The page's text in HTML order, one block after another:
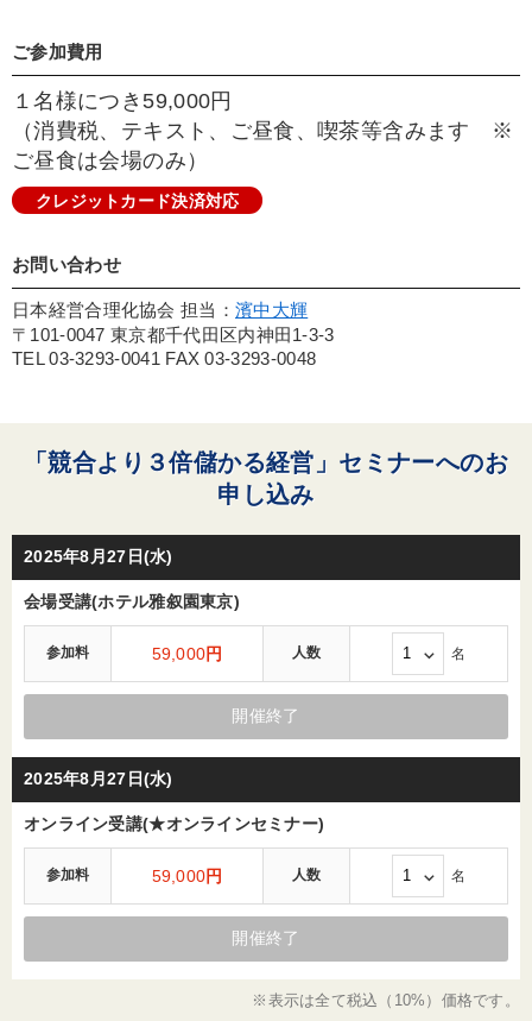
ご参加費用
１名様につき59,000円
（消費税、テキスト、ご昼食、喫茶等含みます ※
ご昼食は会場のみ）
クレジットカード決済対応
お問い合わせ
日本経営合理化協会 担当：濱中大輝
〒101-0047 東京都千代田区内神田1-3-3
TEL 03-3293-0041 FAX 03-3293-0048
「競合より３倍儲かる経営」セミナーへのお
申し込み
2025年8月27日(水)
会場受講(ホテル雅叙園東京)
参加料 59,000円 人数 名
開催終了
2025年8月27日(水)
オンライン受講(★オンラインセミナー)
参加料 59,000円 人数 名
開催終了
※表示は全て税込（10%）価格です。